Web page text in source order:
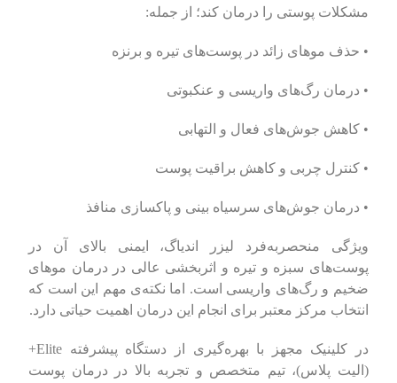
مشکلات پوستی را درمان کند؛ از جمله:
• حذف موهای زائد در پوست‌های تیره و برنزه
• درمان رگ‌های واریسی و عنکبوتی
• کاهش جوش‌های فعال و التهابی
• کنترل چربی و کاهش براقیت پوست
• درمان جوش‌های سرسیاه بینی و پاکسازی منافذ
ویژگی منحصربه‌فرد لیزر اندیاگ، ایمنی بالای آن در
پوست‌های سبزه و تیره و اثربخشی عالی در درمان موهای
ضخیم و رگ‌های واریسی است. اما نکته‌ی مهم این است که
انتخاب مرکز معتبر برای انجام این درمان اهمیت حیاتی دارد.
در کلینیک مجهز با بهره‌گیری از دستگاه پیشرفته Elite+
(الیت پلاس)، تیم متخصص و تجربه بالا در درمان پوست